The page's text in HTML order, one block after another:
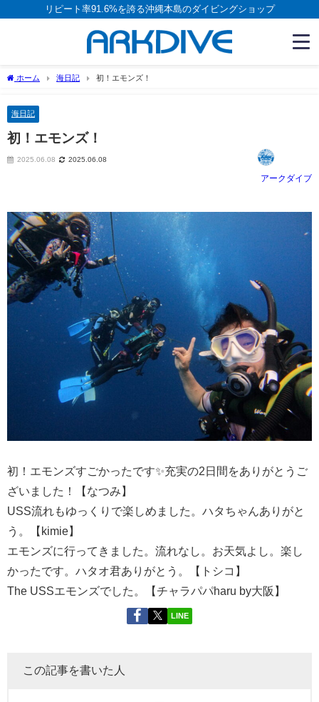
リピート率91.6%を誇る沖縄本島のダイビングショップ
ホーム 海日記 初！エモンズ！
海日記
初！エモンズ！
2025.06.08 2025.06.08
アークダイブ
初！エモンズすごかったです✨充実の2日間をありがとうご
ざいました！【なつみ】
USS流れもゆっくりで楽しめました。ハタちゃんありがと
う。【kimie】
エモンズに行ってきました。流れなし。お天気よし。楽し
かったです。ハタオ君ありがとう。【トシコ】
The USSエモンズでした。【チャラパパharu by大阪】
LINE
この記事を書いた人